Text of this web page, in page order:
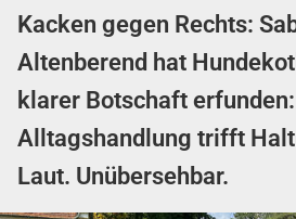
Kacken gegen Rechts:
Altenberend hat
klarer Botschaft erfunden:
Alltagshandlung trifft
Laut. Unübersehbar.